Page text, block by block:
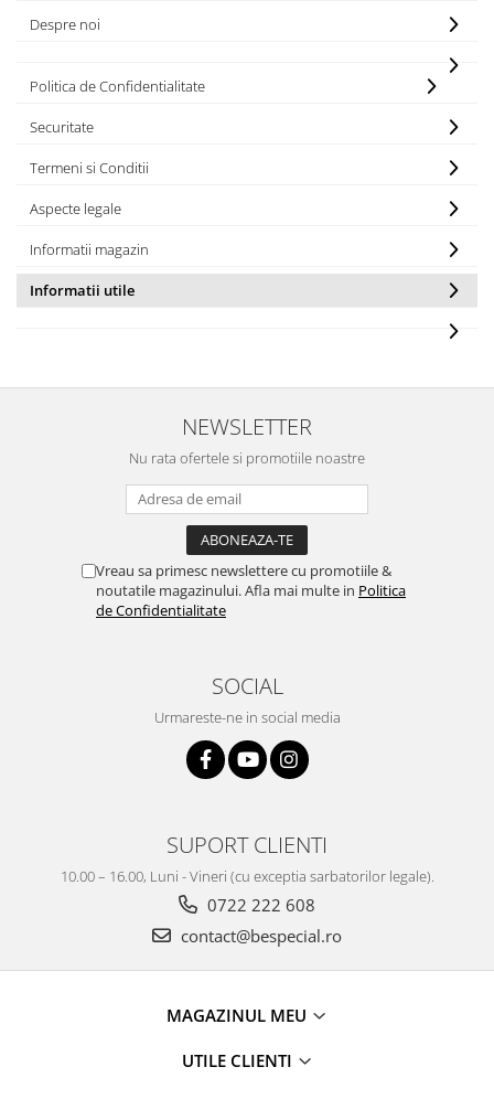
Despre noi
Politica de Confidentialitate
Securitate
Termeni si Conditii
Aspecte legale
Informatii magazin
Informatii utile
NEWSLETTER
Nu rata ofertele si promotiile noastre
Vreau sa primesc newslettere cu promotiile &
noutatile magazinului. Afla mai multe in Politica
de Confidentialitate
SOCIAL
Urmareste-ne in social media
SUPORT CLIENTI
10.00 – 16.00, Luni - Vineri (cu exceptia sarbatorilor legale).
0722 222 608
contact@bespecial.ro
MAGAZINUL MEU
UTILE CLIENTI